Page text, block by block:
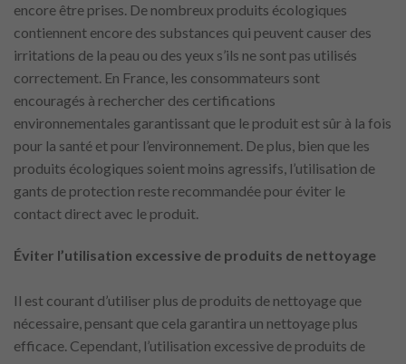
encore être prises. De nombreux produits écologiques
contiennent encore des substances qui peuvent causer des
irritations de la peau ou des yeux s’ils ne sont pas utilisés
correctement. En France, les consommateurs sont
encouragés à rechercher des certifications
environnementales garantissant que le produit est sûr à la fois
pour la santé et pour l’environnement. De plus, bien que les
produits écologiques soient moins agressifs, l’utilisation de
gants de protection reste recommandée pour éviter le
contact direct avec le produit.
Éviter l’utilisation excessive de produits de nettoyage
Il est courant d’utiliser plus de produits de nettoyage que
nécessaire, pensant que cela garantira un nettoyage plus
efficace. Cependant, l’utilisation excessive de produits de